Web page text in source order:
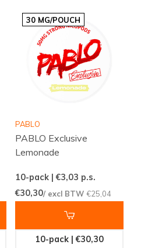
30 MG/POUCH
PABLO
PABLO Exclusive
Lemonade
10-pack | €3,03 p.s.
€30,30/ excl BTW €25,04
10-pack | €30,30